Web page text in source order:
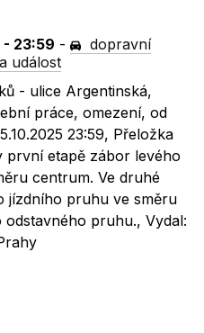
23:59 -
dopravní
událost
- ulice Argentinská,
práce, omezení, od
23:59, Přeložka
první etapě zábor levého
centrum. Ve druhé
jízdního pruhu ve směru
pruhu., Vydal: